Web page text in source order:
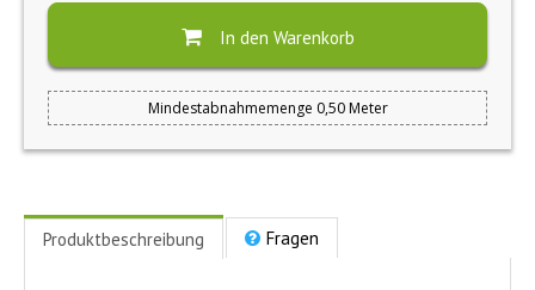
In den Warenkorb
Mindestabnahmemenge 0,50 Meter
Produktbeschreibung Fragen